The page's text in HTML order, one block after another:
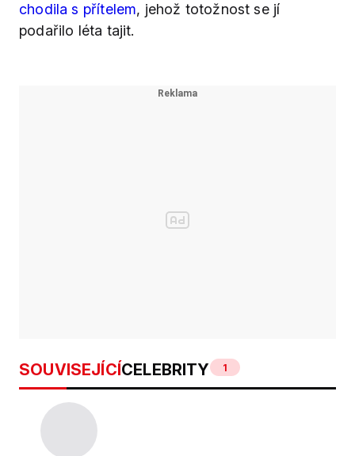
chodila s přítelem, jehož totožnost se jí
podařilo léta tajit.
SOUVISEJÍCÍCELEBRITY 1